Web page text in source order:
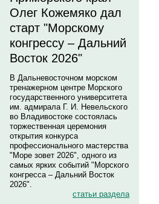
Олег Кожемяко дал
старт "Морскому
конгрессу – Дальний
Восток 2026"
В Дальневосточном морском
тренажерном центре Морского
государственного университета
им. адмирала Г. И. Невельского
во Владивостоке состоялась
торжественная церемония
открытия конкурса
профессионального мастерства
"Море зовет 2026", одного из
самых ярких событий "Морского
конгресса – Дальний Восток
2026".
статьи раздела